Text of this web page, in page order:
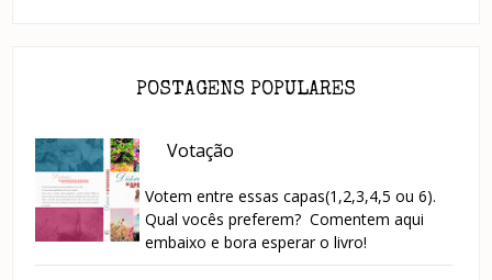
POSTAGENS POPULARES
Votação
Votem entre essas capas(1,2,3,4,5 ou 6).
Qual vocês preferem? Comentem aqui
embaixo e bora esperar o livro!